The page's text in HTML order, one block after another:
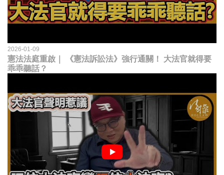
2026-01-09
憲法法庭重啟｜ 《憲法訴訟法》強行通關！ 大法官就得要
乖乖聽話？